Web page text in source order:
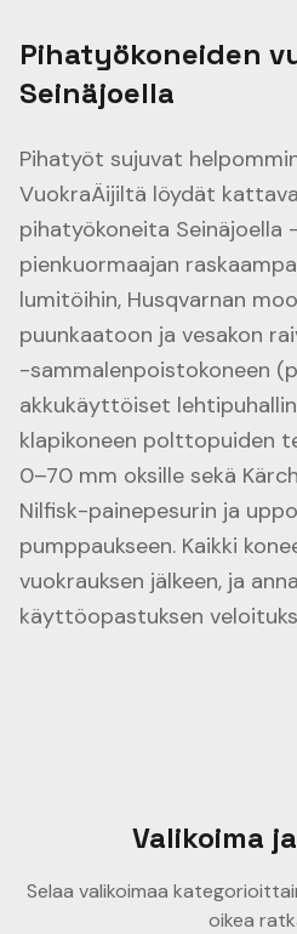
Pihatyökoneiden
Seinäjoella
Pihatyöt sujuvat
VuokraÄijiltä löydät
pihatyökoneita Seinäjoella
pienkuormaajan
lumitöihin, Husqvarnan
puunkaatoon ja vesakon
-sammalenpoistokoneen
akkukäyttöiset
klapikoneen polttopuiden
0–70 mm oksille sekä
Nilfisk-painepesurin ja
pumppaukseen. Kaikki
vuokrauksen jälkeen, ja
käyttöopastuksen
Valikoima
Selaa valikoimaa
oikea